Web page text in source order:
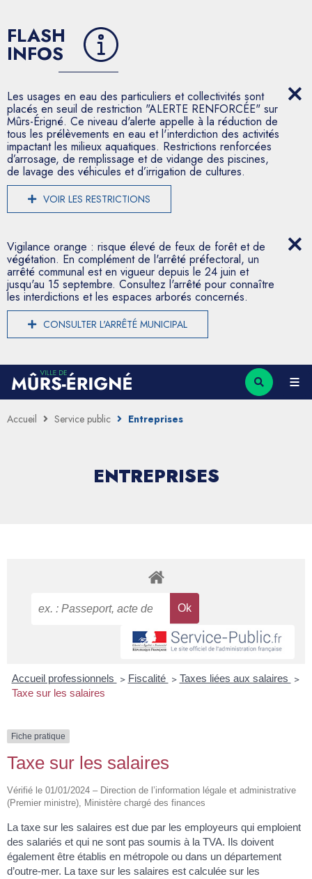
FLASH
INFOS
Les usages en eau des particuliers et collectivités sont
placés en seuil de restriction "ALERTE RENFORCÉE" sur
Mûrs-Érigné. Ce niveau d'alerte appelle à la réduction de
tous les prélèvements en eau et l'interdiction des activités
impactant les milieux aquatiques. Restrictions renforcées
d’arrosage, de remplissage et de vidange des piscines,
de lavage des véhicules et d’irrigation de cultures.
VOIR LES RESTRICTIONS
Vigilance orange : risque élevé de feux de forêt et de
végétation. En complément de l'arrêté préfectoral, un
arrêté communal est en vigueur depuis le 24 juin et
jusqu'au 15 septembre. Consultez l'arrêté pour connaître
les interdictions et les espaces arborés concernés.
CONSULTER L'ARRÊTÉ MUNICIPAL
Accueil Service public Entreprises
ENTREPRISES
Accueil professionnels > Fiscalité > Taxes liées aux salaires >
Taxe sur les salaires
Fiche pratique
Taxe sur les salaires
Vérifié le 01/01/2024 – Direction de l’information légale et administrative
(Premier ministre), Ministère chargé des finances
La taxe sur les salaires est due par les employeurs qui emploient
des salariés et qui ne sont pas soumis à la TVA. Ils doivent
également être établis en métropole ou dans un département
d’outre-mer. La taxe sur les salaires est calculée sur les